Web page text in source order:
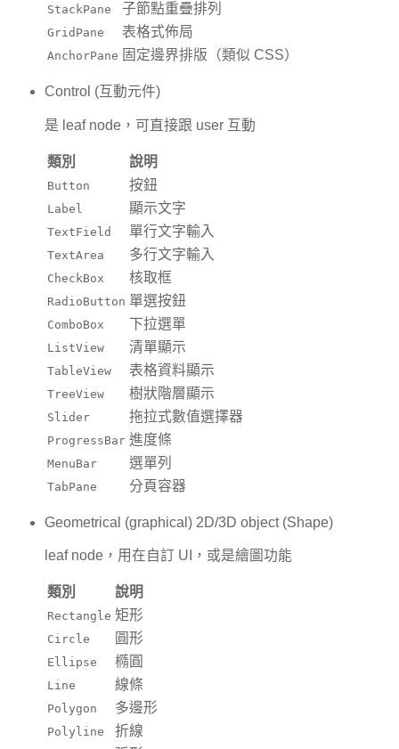
StackPane 子節點重疊排列
GridPane 表格式佈局
AnchorPane 固定邊界排版（類似 CSS）
Control (互動元件)
是 leaf node，可直接跟 user 互動
類別 說明
Button 按鈕
Label 顯示文字
TextField 單行文字輸入
TextArea 多行文字輸入
CheckBox 核取框
RadioButton 單選按鈕
ComboBox 下拉選單
ListView 清單顯示
TableView 表格資料顯示
TreeView 樹狀階層顯示
Slider 拖拉式數值選擇器
ProgressBar 進度條
MenuBar 選單列
TabPane 分頁容器
Geometrical (graphical) 2D/3D object (Shape)
leaf node，用在自訂 UI，或是繪圖功能
類別 說明
Rectangle 矩形
Circle 圓形
Ellipse 橢圓
Line 線條
Polygon 多邊形
Polyline 折線